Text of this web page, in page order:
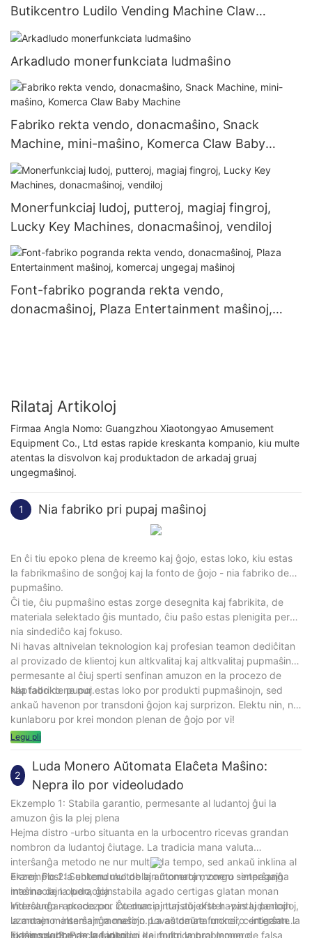
Butikcentro Ludilo Vending Machine Claw
Machine
Arkadludo monerfunkciata ludmaŝino
Fabriko rekta vendo, donacmaŝino, Snack
Machine, mini-maŝino, Komerca Claw Baby
Machine
Monerfunkciaj ludoj, putteroj, magiaj fingroj,
Lucky Key Machines, donacmaŝinoj, vendiloj
Font-fabriko pogranda rekta vendo,
donacmaŝinoj, Plaza Entertainment maŝinoj,
Rilataj Artikoloj
Firmaa Angla Nomo: Guangzhou Xiaotongyao Amusement
Equipment Co., Ltd estas rapide kreskanta kompanio, kiu multe
atentas la disvolvon kaj produktadon de arkadaj gruaj
ungegmaŝinoj.
1 Nia fabriko pri pupaj maŝinoj
En ĉi tiu epoko plena de kreemo kaj ĝojo, estas loko, kiu estas
la fabrikmaŝino de sonĝoj kaj la fonto de ĝojo - nia fabriko de
pupmaŝino.
Ĉi tie, ĉiu pupmaŝino estas zorge desegnita kaj fabrikita, de
materiala selektado ĝis muntado, ĉiu paŝo estas plenigita per
nia sindediĉo kaj fokuso.
Ni havas altnivelan teknologion kaj profesian teamon dediĉitan
al provizado de klientoj kun altkvalitaj kaj altkvalitaj pupmaŝinoj,
permesante al ĉiuj sperti senfinan amuzon en la procezo de
kaptado de pupoj.
Nia fabriko ne nur estas loko por produkti pupmaŝinojn, sed
ankaŭ havenon por transdoni ĝojon kaj surprizon. Elektu nin, ni
kunlaboru por krei mondon plenan de ĝojo por vi!
Legu pli
2
Luda Monero Aŭtomata Elaĉeta Maŝino:
Nepra ilo por videoludado
Ekzemplo 1: Stabila garantio, permesante al ludantoj ĝui la
amuzon ĝis la plej plena
Hejma distro -urbo situanta en la urbocentro ricevas grandan
nombron da ludantoj ĉiutage. La tradicia mana valuta
interŝanĝa metodo ne nur multe da tempo, sed ankaŭ inklina al
eraroj. Post la enkonduko de la aŭtomata monero -interŝanĝa
maŝino de la ludo, ĝia stabila agado certigas glatan monan
interŝanĝan procezon. Ĉu dum pintaj aŭ ekster -pintaj periodoj,
la monero -interŝanĝa maŝino povas daŭre funkcii, certigante la
ludan sperton de ludantoj.
Ekzemplo 2: Subtenu multoblajn monerojn, zorgu senpagajn
internaciajn operaciojn
Videoludo -arkado por internaciaj turistoj ofte havas ludantojn
uzantajn malsamajn monerojn. La aŭtomata monero -interŝanĝa
maŝino subtenas la funkcion de multnombraj moneroj,
Ekzemplo 3: Precize identigi kaj forigi la problemon de falsa